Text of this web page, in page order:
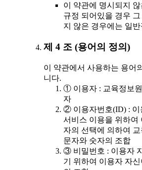
이 약관에 명시되지
규정 되어있을 경우
지 않은 경우에는 일
제 4 조 (용어의 정의)
이 약관에서 사용하는 용어
니다.
① 이용자 : 교육정보
자
② 이용자번호(ID) : 이
서비스 이용을 위하여
자의 선택에 의하여
문자와 숫자의 조합
③ 비밀번호 : 이용자
기 위하여 이용자 자